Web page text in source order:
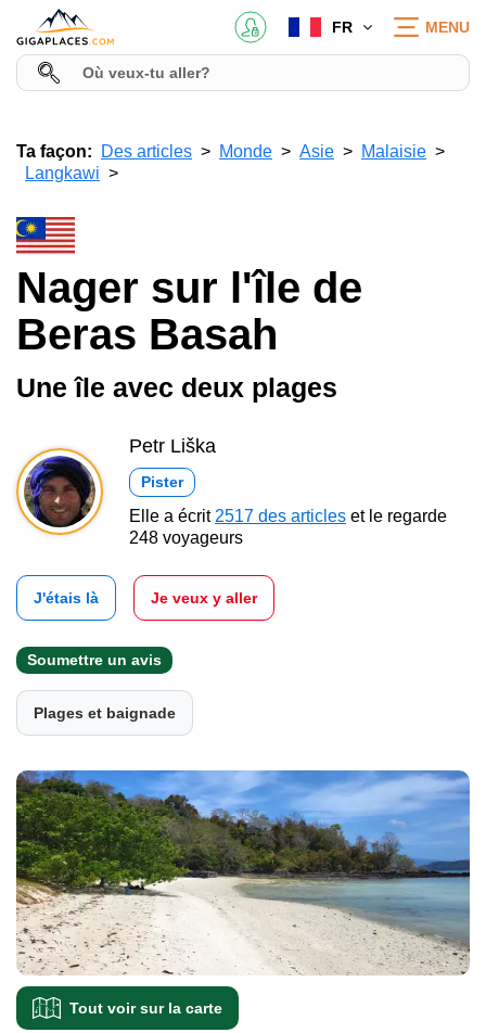
FR MENU
Ta façon: Des articles Monde Asie
Malaisie
Langkawi
Nager sur l'île de
Beras Basah
Une île avec deux plages
Petr Liška
Pister
Elle a écrit 2517 des articles et le regarde
248 voyageurs
J'étais là Je veux y aller
Soumettre un avis
Plages et baignade
Tout voir sur la carte